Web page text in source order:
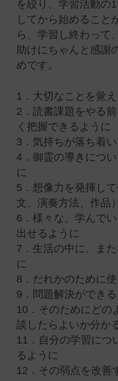
を絞り、学習活動の
してから始めること
ら、学習し終わって
助けにちゃんと感謝
めです。
1．大切なことを覚
2．読書課題をやる
く把握できるように
3．気持ちが落ち着
4．御霊の導きにつ
に
5．想像力を発揮し
文、演奏方法、作品
6．様々な、学んで
出せるように
7．生活の中に、ま
に
8．だれかのために
9．問題解決ができ
10．そのためにどの
談したらよいか分か
11．自分の学習につ
るように
12．その弱点を改善